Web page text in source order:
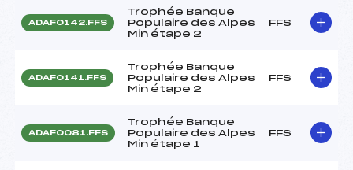
ADAF0142.FFS
Trophée Banque
Populaire des Alpes
Min étape 2
FFS
ADAF0141.FFS
Trophée Banque
Populaire des Alpes
Min étape 2
FFS
ADAF0081.FFS
Trophée Banque
Populaire des Alpes
Min étape 1
FFS